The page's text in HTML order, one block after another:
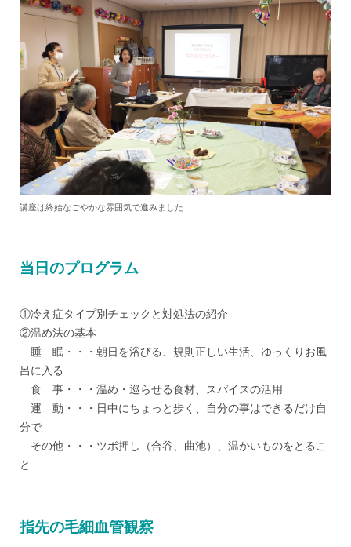
講座は終始なごやかな雰囲気で進みました
当日のプログラム
①冷え症タイプ別チェックと対処法の紹介
②温め法の基本
睡 眠・・・朝日を浴びる、規則正しい生活、ゆっくりお風
呂に入る
食 事・・・温め・巡らせる食材、スパイスの活用
運 動・・・日中にちょっと歩く、自分の事はできるだけ自
分で
その他・・・ツボ押し（合谷、曲池）、温かいものをとるこ
と
指先の毛細血管観察